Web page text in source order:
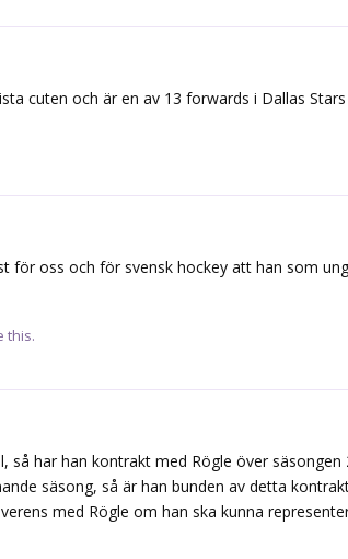
cuten och är en av 13 forwards i Dallas Stars
för oss och för svensk hockey att han som
this.
så har han kontrakt med Rögle över
säsong, så är han bunden av detta
med Rögle om han ska kunna